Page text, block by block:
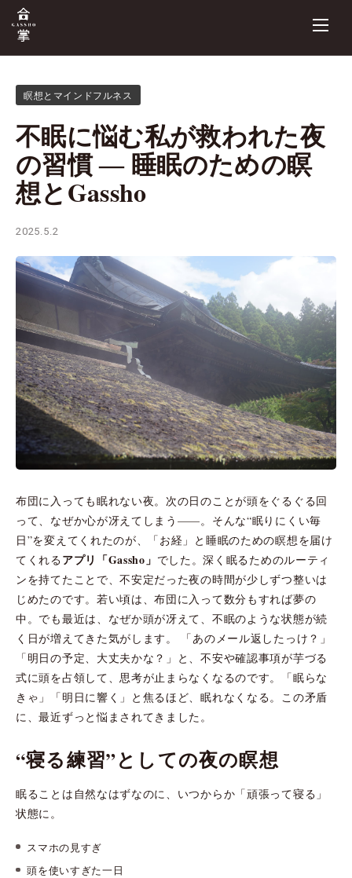
瞑想とマインドフルネス
不眠に悩む私が救われた夜
の習慣 ― 睡眠のための瞑
想とGassho
2025.5.2
布団に入っても眠れない夜。次の日のことが頭をぐるぐる回
って、なぜか心が冴えてしまう——。そんな“眠りにくい毎
日”を変えてくれたのが、「お経」と睡眠のための瞑想を届け
てくれるアプリ「Gassho」 でした。深く眠るためのルーティ
ンを持てたことで、不安定だった夜の時間が少しずつ整いは
じめたのです。若い頃は、布団に入って数分もすれば夢の
中。でも最近は、なぜか頭が冴えて、不眠のような状態が続
く日が増えてきた気がします。 「あのメール返したっけ？」
「明日の予定、大丈夫かな？」と、不安や確認事項が芋づる
式に頭を占領して、思考が止まらなくなるのです。「眠らな
きゃ」「明日に響く」と焦るほど、眠れなくなる。この矛盾
に、最近ずっと悩まされてきました。
“寝る練習”としての夜の瞑想
眠ることは自然なはずなのに、いつからか「頑張って寝る」
状態に。
スマホの見すぎ
頭を使いすぎた一日